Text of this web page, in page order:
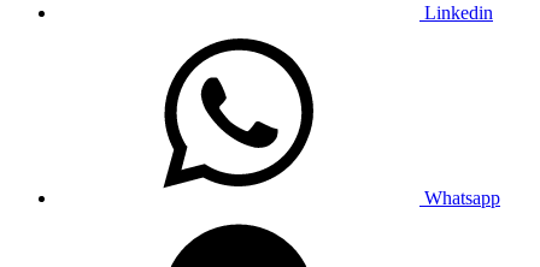
Linkedin
Whatsapp